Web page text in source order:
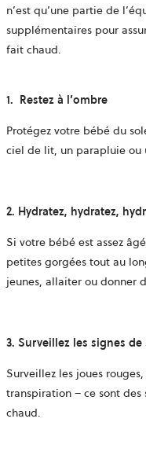
n’est qu’une partie de
supplémentaires pour
fait chaud.
1. Restez à l’ombre
Protégez votre bébé du
ciel de lit, un parapluie ou
2. Hydratez, hydratez,
Si votre bébé est assez
petites gorgées tout au
jeunes, allaiter ou donner
3. Surveillez les signes
Surveillez les joues
transpiration – ce sont
chaud.